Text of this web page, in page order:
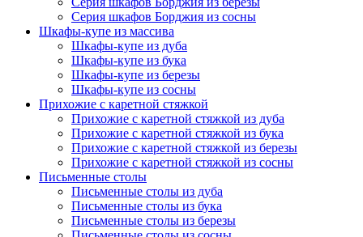
Серия шкафов Борджия из сосны
Шкафы-купе из массива
Шкафы-купе из дуба
Шкафы-купе из бука
Шкафы-купе из березы
Шкафы-купе из сосны
Прихожие с каретной стяжкой
Прихожие с каретной стяжкой из дуба
Прихожие с каретной стяжкой из бука
Прихожие с каретной стяжкой из березы
Прихожие с каретной стяжкой из сосны
Письменные столы
Письменные столы из дуба
Письменные столы из бука
Письменные столы из березы